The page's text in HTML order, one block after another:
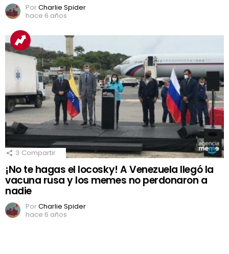
PorCharlie Spider
hace 6 años
3 Compartir
¡No te hagas el locosky! A Venezuela llegó la
vacuna rusa y los memes no perdonaron a
nadie
PorCharlie Spider
hace 6 años